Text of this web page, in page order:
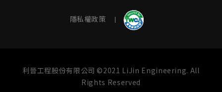
隱私權政策
利晉工程股份有限公司 ©2021 LiJin Engineering. All
Rights Reserved